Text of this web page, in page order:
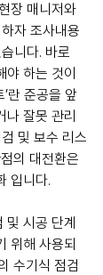
장 매니저와
자 조사내용
니다. 바로
야 하는 것이
란 준공을 앞
나 잘못 관리
및 보수 리스
의 대전환은
입니다.
및 시공 단계
위해 사용되
수기식 점검